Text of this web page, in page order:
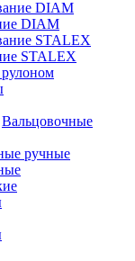
DIAM
STALEX
Вальцовочные
ручные